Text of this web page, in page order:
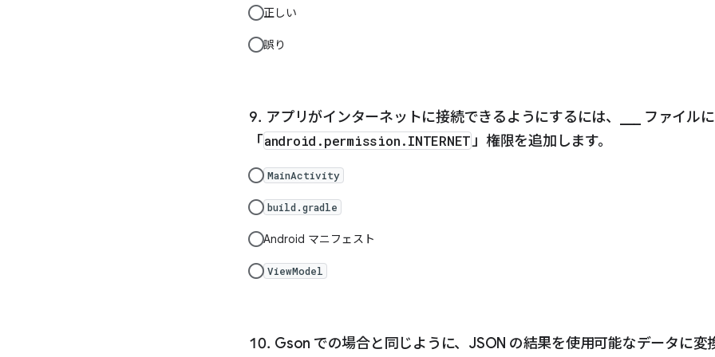
正しい
誤り
アプリがインターネットに接続できるようにするには、___ ファイルに
「android.permission.INTERNET」権限を追加します。
MainActivity
build.gradle
Android マニフェスト
ViewModel
Gson での場合と同じように、JSON の結果を使用可能なデータに変